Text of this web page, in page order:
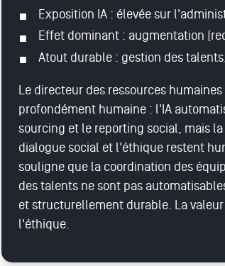
Exposition IA : élevée sur
Effet dominant : augmentation
Atout durable : gestion des
Le directeur des ressources
profondément humaine : l'IA
sourcing et le reporting social, mais
dialogue social et l'éthique restent
souligne que la coordination des
des talents ne sont pas
et structurellement durable. La
l'éthique.